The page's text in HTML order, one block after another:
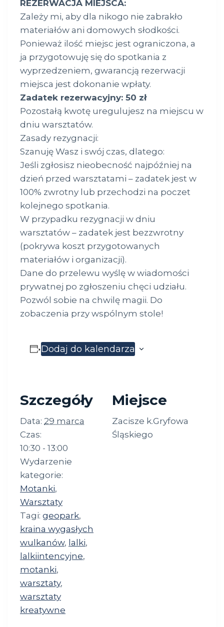
REZERWACJA MIEJSCA:
Zależy mi, aby dla nikogo nie zabrakło
materiałów ani domowych słodkości.
Ponieważ ilość miejsc jest ograniczona, a
ja przygotowuję się do spotkania z
wyprzedzeniem, gwarancją rezerwacji
miejsca jest dokonanie wpłaty.
Zadatek rezerwacyjny: 50 zł
Pozostałą kwotę uregulujesz na miejscu w
dniu warsztatów.
Zasady rezygnacji:
Szanuję Wasz i swój czas, dlatego:
Jeśli zgłosisz nieobecność najpóźniej na
dzień przed warsztatami – zadatek jest w
100% zwrotny lub przechodzi na poczet
kolejnego spotkania.
W przypadku rezygnacji w dniu
warsztatów – zadatek jest bezzwrotny
(pokrywa koszt przygotowanych
materiałów i organizacji).
Dane do przelewu wyślę w wiadomości
prywatnej po zgłoszeniu chęci udziału.
Pozwól sobie na chwilę magii. Do
zobaczenia przy wspólnym stole!
Dodaj do kalendarza
Szczegóły
Data: 29 marca
Czas:
10:30 - 13:00
Wydarzenie
kategorie:
Motanki,
Warsztaty
Tagi: geopark,
kraina wygasłych
wulkanów, lalki,
lalkiintencyjne,
motanki,
warsztaty,
warsztaty
kreatywne
Miejsce
Zacisze k.Gryfowa
Śląskiego